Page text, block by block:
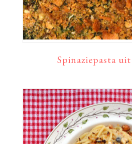
Spinaziepasta